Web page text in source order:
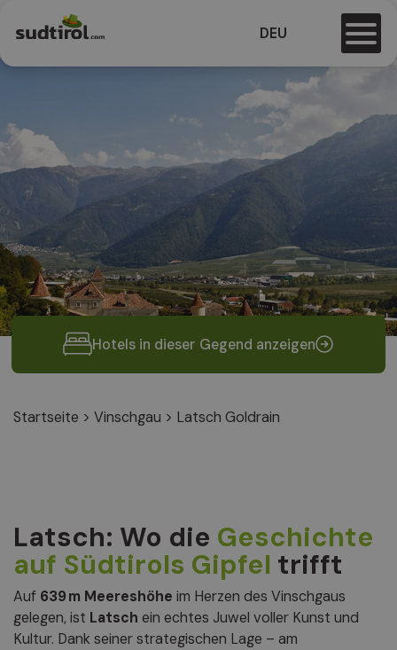
DEU
Hotels in dieser Gegend anzeigen
Startseite > Vinschgau > Latsch Goldrain
Latsch: Wo die Geschichte
auf Südtirols Gipfel trifft
Auf 639 m Meereshöhe im Herzen des Vinschgaus
gelegen, ist Latsch ein echtes Juwel voller Kunst und
Kultur. Dank seiner strategischen Lage – am